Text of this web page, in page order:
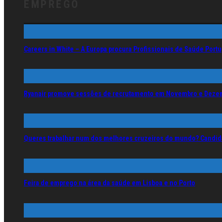
Careers in White – A Europa procura Profissionais de Saúde
Ryanair promove sessões de recrutamento em Novembro e
Queres trabalhar num dos melhores cruzeiros do mundo?
Feira de emprego na área da saúde em Lisboa e no Porto